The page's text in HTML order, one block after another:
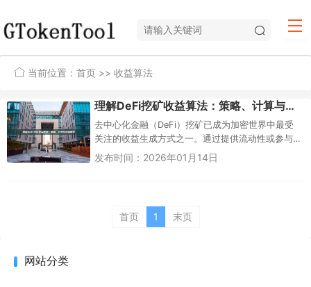
当前位置： 首页 >> 收益算法
理解DeFi挖矿收益算法：策略、计算与风险管理
去中心化金融（DeFi）挖矿已成为加密世界中最受
关注的收益生成方式之一。通过提供流动性或参与
质押，用户可以获得代币奖励，但这背后的收益算
发布时间：2026年01月14日
首页 1 末页
网站分类